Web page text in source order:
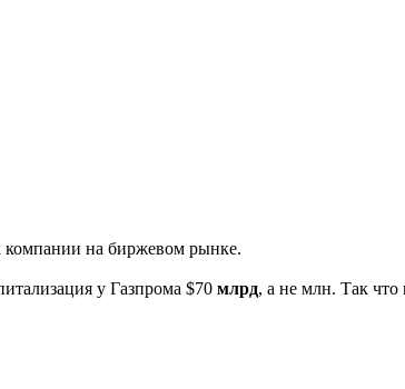
компании на биржевом рынке.
у Газпрома $70 млрд, а не млн. Так что